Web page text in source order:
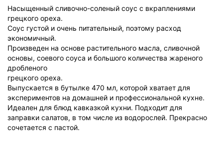
Насыщенный сливочно-соленый соус с вкраплениями
грецкого ореха.
Соус густой и очень питательный, поэтому расход
экономичный.
Произведен на основе растительного масла, сливочной
основы, соевого соуса и большого количества жареного
дробленого
грецкого ореха.
Выпускается в бутылке 470 мл, которой хватает для
экспериментов на домашней и профессиональной кухне.
Идеален для блюд кавказкой кухни. Подходит для
заправки салатов, в том числе из водорослей. Прекрасно
сочетается с пастой.